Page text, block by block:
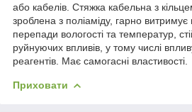
або кабелів. Стяжка кабельна з
зроблена з поліаміду, гарно витримує
перепади вологості та температур,
руйнуючих впливів, у тому числі
реагентів. Має самогасні властивості.
Приховати